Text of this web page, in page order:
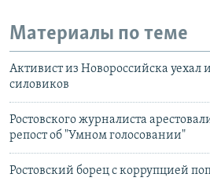
Материалы по теме
Активист из Новороссийска уехал
силовиков
Ростовского журналиста
репост об "Умном голосовании"
Ростовский борец с коррупцией